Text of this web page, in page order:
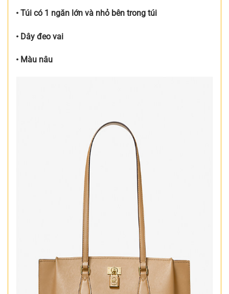
• Túi có 1 ngăn lớn và nhỏ bên trong túi
• Dây đeo vai
• Màu nâu